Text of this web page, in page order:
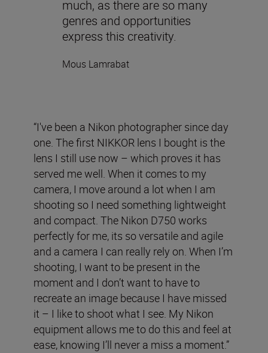
much, as there are so many
genres and opportunities
express this creativity.
Mous Lamrabat
“I've been a Nikon photographer since day
one. The first NIKKOR lens I bought is the
lens I still use now – which proves it has
served me well. When it comes to my
camera, I move around a lot when I am
shooting so I need something lightweight
and compact. The Nikon D750 works
perfectly for me, its so versatile and agile
and a camera I can really rely on. When I’m
shooting, I want to be present in the
moment and I don’t want to have to
recreate an image because I have missed
it – I like to shoot what I see. My Nikon
equipment allows me to do this and feel at
ease, knowing I’ll never a miss a moment.”